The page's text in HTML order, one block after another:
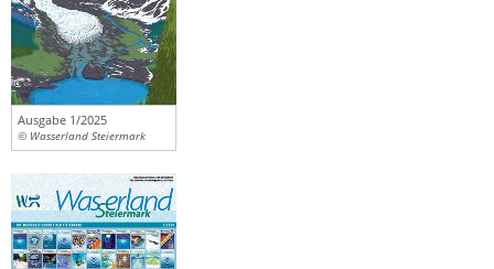
Ausgabe 1/2025
© Wasserland Steiermark